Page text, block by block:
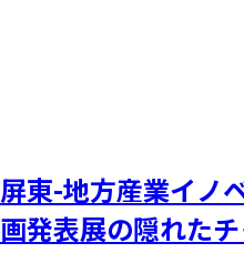
屏東-地方産業イノ
画発表展の隠れた